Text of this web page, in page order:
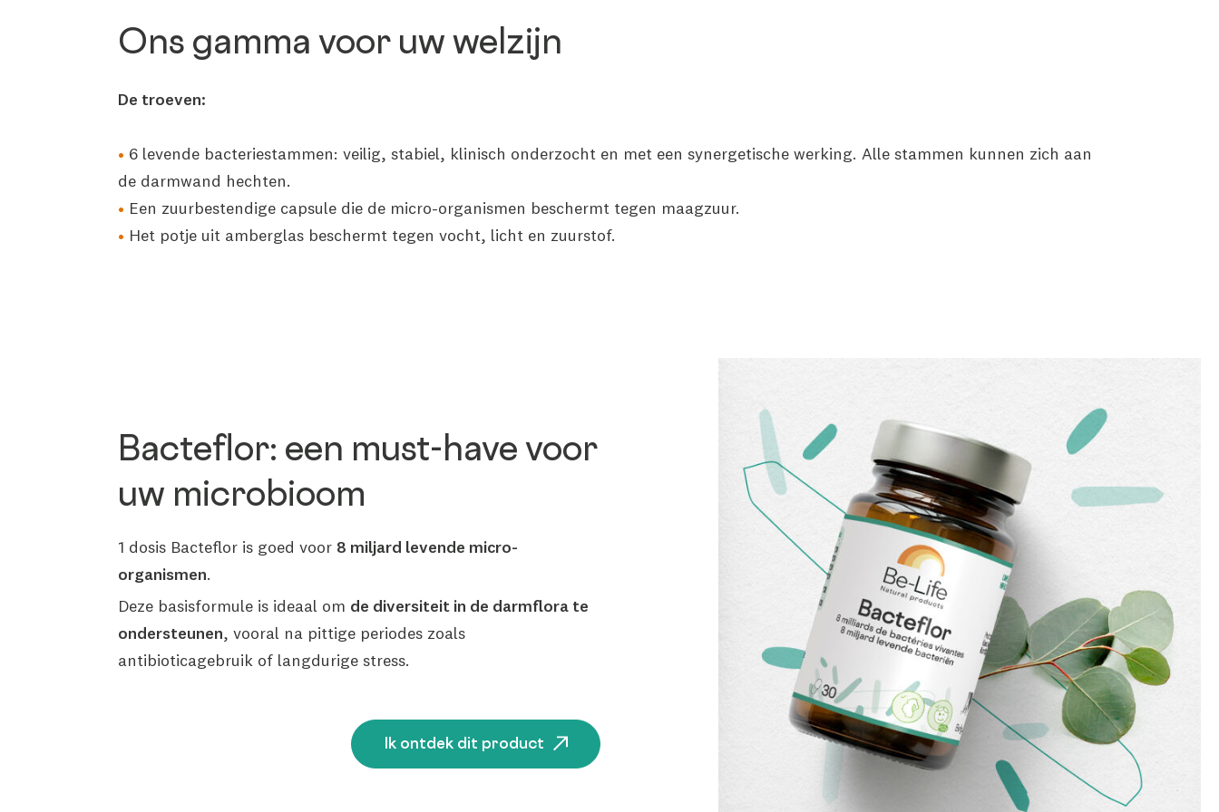
Ons gamma voor uw welzijn
De troeven:
6 levende bacteriestammen: veilig, stabiel, klinisch onderzocht en met een synergetische werking. Alle stammen kunnen zich aan
de darmwand hechten.
Een zuurbestendige capsule die de micro-organismen beschermt tegen maagzuur.
Het potje uit amberglas beschermt tegen vocht, licht en zuurstof.
Bacteflor: een must-have voor
uw microbioom
1 dosis Bacteflor is goed voor 8 miljard levende micro-
organismen.
Deze basisformule is ideaal om de diversiteit in de darmflora te
ondersteunen, vooral na pittige periodes zoals
antibioticagebruik of langdurige stress.
Ik ontdek dit product